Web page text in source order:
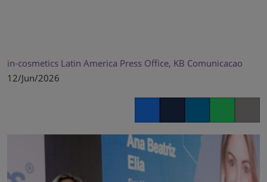
in-cosmetics Latin America Press Office, KB Comunicacao
12/Jun/2026